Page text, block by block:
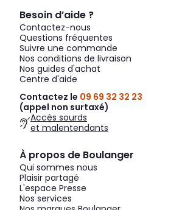
Besoin d’aide ?
Contactez-nous
Questions fréquentes
Suivre une commande
Nos conditions de livraison
Nos guides d'achat
Centre d'aide
Contactez le 09 69 32 32 23
(appel non surtaxé)
Accès sourds
et malentendants
À propos de Boulanger
Qui sommes nous
Plaisir partagé
L'espace Presse
Nos services